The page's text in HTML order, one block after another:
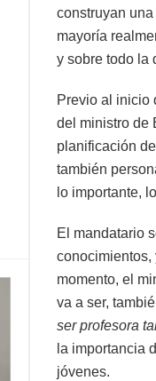
construyan
mayoría
y sobre todo la
Previo al inicio
del ministro de
planificación
también
lo importante,
El mandatario
conocimientos,
momento, el
va a ser,
ser profesora
la importancia
jóvenes.